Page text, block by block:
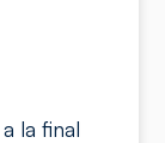
la final